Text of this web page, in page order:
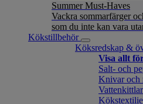
Summer Must-Haves
Vackra sommarfärger
som du inte kan vara
Kökstillbehör
Köksredskap &
Visa allt
Salt- och
Knivar och
Vattenkittlar